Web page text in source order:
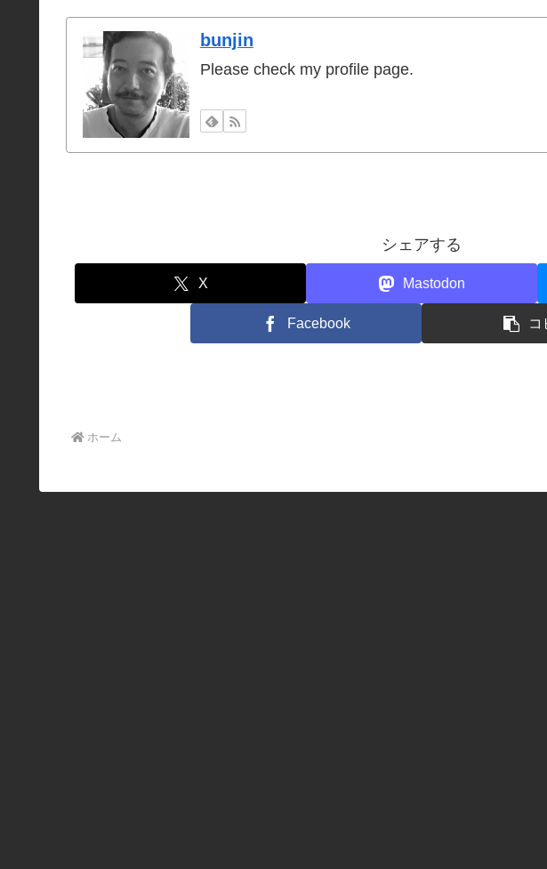
bunjin
Please check my profile page.
シェアする
X Mastodon
Facebook コ
ホーム